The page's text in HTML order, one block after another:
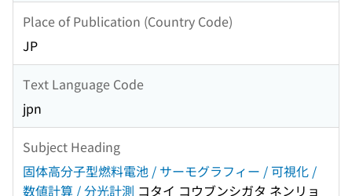
Place of Publication (Country Code)
JP
Text Language Code
jpn
Subject Heading
固体高分子型燃料電池 / サーモグラフィー / 可視化 /
数値計算 / 分光計測 コタイ コウブンシガタ ネンリョ